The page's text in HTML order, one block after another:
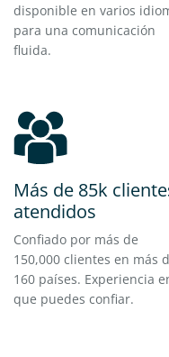
disponible en varios
para una comunicación
fluida.
Más de 85k
atendidos
Confiado por más de
150,000 clientes en más
160 países. Experiencia
que puedes confiar.